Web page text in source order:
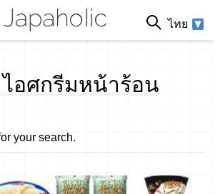
ไทย
ไอศกรีมหน้าร้อน
your search.